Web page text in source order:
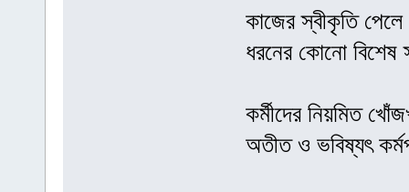
কাজের স্বীকৃতি পেলে
ধরনের কোনো বিশেষ
কর্মীদের নিয়মিত
অতীত ও ভবিষ্যৎ